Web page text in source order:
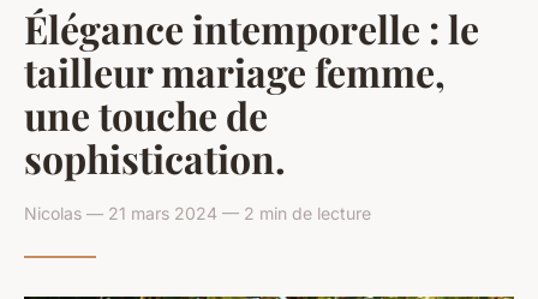
Élégance intemporelle : le
tailleur mariage femme,
une touche de
sophistication.
Nicolas — 21 mars 2024 — 2 min de lecture